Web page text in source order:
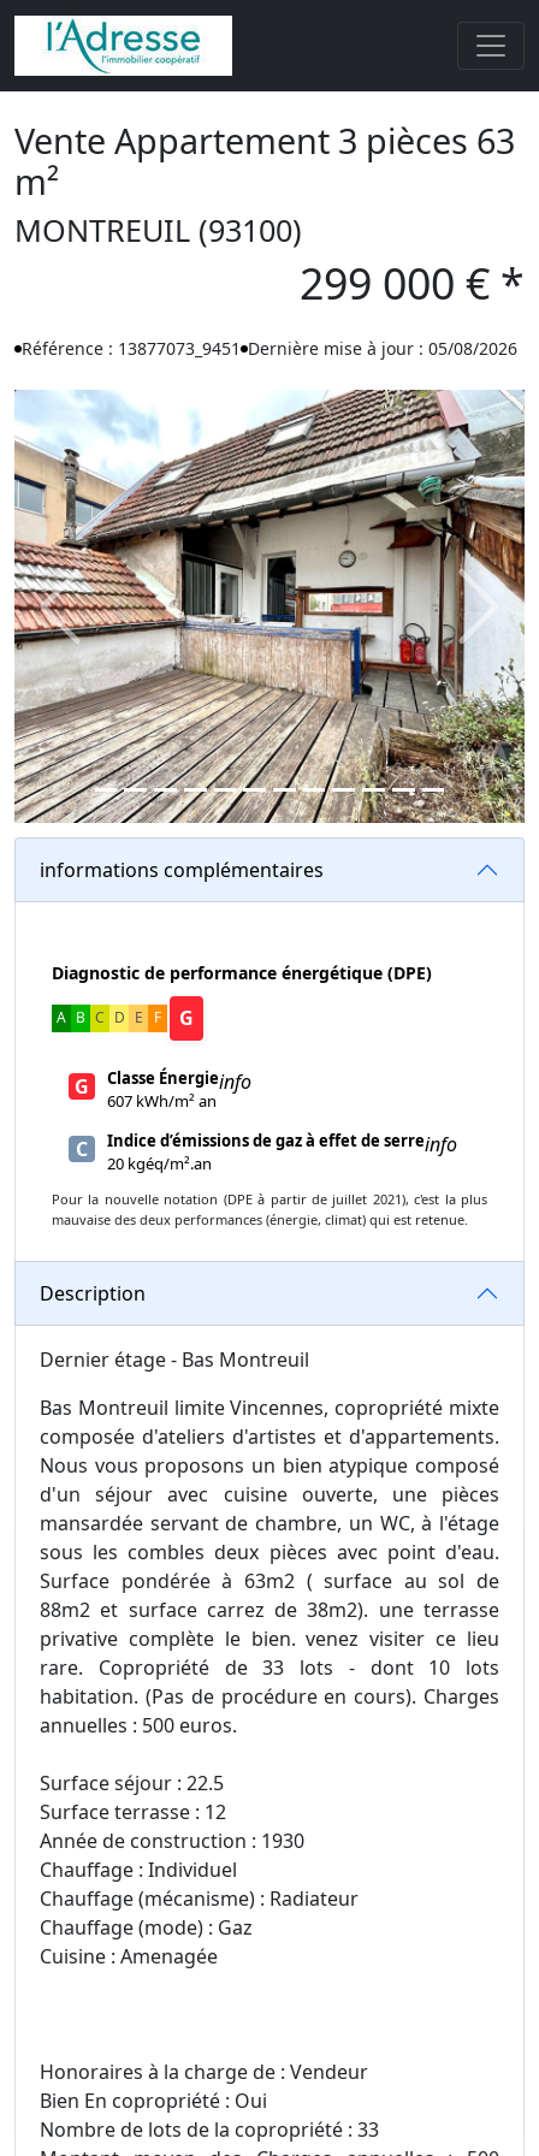
Vente Appartement 3 pièces 63
m²
MONTREUIL (93100)
299 000 € *
Référence : 13877073_9451 Dernière mise à jour : 05/08/2026
Previous Next
informations complémentaires
Diagnostic de performance énergétique (DPE)
A B C D E F G
G
Classe Énergie
607 kWh/m² an
info
C
Indice d’émissions de gaz à effet de serre
20 kgéq/m².an
info
Pour la nouvelle notation (DPE à partir de juillet 2021), c'est la plus
mauvaise des deux performances (énergie, climat) qui est retenue.
Description
Dernier étage - Bas Montreuil
Bas Montreuil limite Vincennes, copropriété mixte
composée d'ateliers d'artistes et d'appartements.
Nous vous proposons un bien atypique composé
d'un séjour avec cuisine ouverte, une pièces
mansardée servant de chambre, un WC, à l'étage
sous les combles deux pièces avec point d'eau.
Surface pondérée à 63m2 ( surface au sol de
88m2 et surface carrez de 38m2). une terrasse
privative complète le bien. venez visiter ce lieu
rare. Copropriété de 33 lots - dont 10 lots
habitation. (Pas de procédure en cours). Charges
annuelles : 500 euros.
Surface séjour : 22.5
Surface terrasse : 12
Année de construction : 1930
Chauffage : Individuel
Chauffage (mécanisme) : Radiateur
Chauffage (mode) : Gaz
Cuisine : Amenagée
Honoraires à la charge de : Vendeur
Bien En copropriété : Oui
Nombre de lots de la copropriété : 33